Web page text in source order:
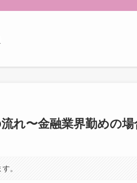
れ〜金融業界勤めの
。